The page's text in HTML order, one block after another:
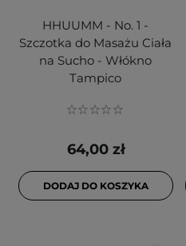
HHUUMM - No. 1 -
Szczotka do Masażu Ciała
na Sucho - Włókno
Tampico
64,00 zł
DODAJ DO KOSZYKA